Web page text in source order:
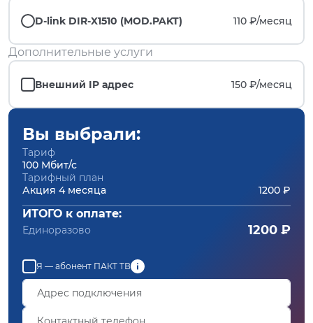
D-link DIR-X1510 (MOD.PAKT) 110 ₽/месяц
Дополнительные услуги
Внешний IP адрес 150 ₽/месяц
Вы выбрали:
Тариф
100 Мбит/с
Тарифный план
Акция 4 месяца
1200 ₽
ИТОГО к оплате:
Единоразово 1200 ₽
Я — абонент ПАКТ ТВ